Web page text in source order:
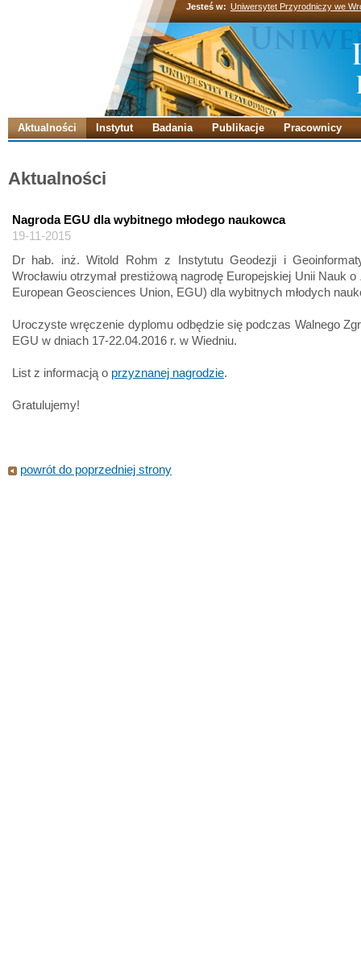
Jesteś w: Uniwersytet Przyrodniczy we
Aktualności Instytut Badania Publikacje Pracownicy
Aktualności
Nagroda EGU dla wybitnego młodego naukowca
19-11-2015
Dr hab. inż. Witold Rohm z Instytutu Geodezji i
Wrocławiu otrzymał prestiżową nagrodę Europejskiej Unii Nauk o
European Geosciences Union, EGU) dla wybitnych młodych
Uroczyste wręczenie dyplomu odbędzie się podczas Walnego
EGU w dniach 17-22.04.2016 r. w Wiedniu.
List z informacją o przyznanej nagrodzie.
Gratulujemy!
powrót do poprzedniej strony